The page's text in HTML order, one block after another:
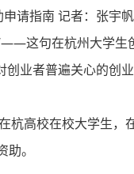
请指南 记者：张宇
这句在杭州大学生
业者普遍关心的创
高校在校大学生，
。